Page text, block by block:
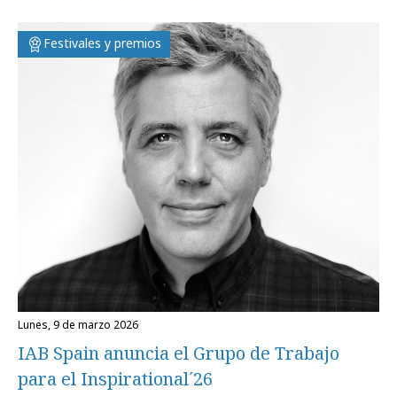
Festivales y premios
lunes, 9 de marzo 2026
IAB Spain anuncia el Grupo de Trabajo
para el Inspirational´26